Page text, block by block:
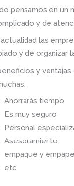
pensamos en un
y de
actualidad las
y de organizar
y
Ahorrarás tiempo
Es muy seguro
Personal
Asesoramiento
empaque y
etc